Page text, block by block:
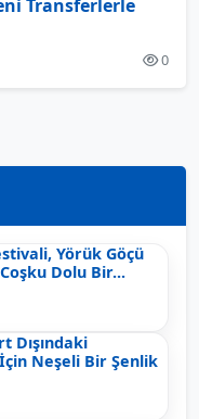
Transferlerle
0
Yörük Göçü
Dolu Bir...
Dışındaki
Neşeli Bir Şenlik